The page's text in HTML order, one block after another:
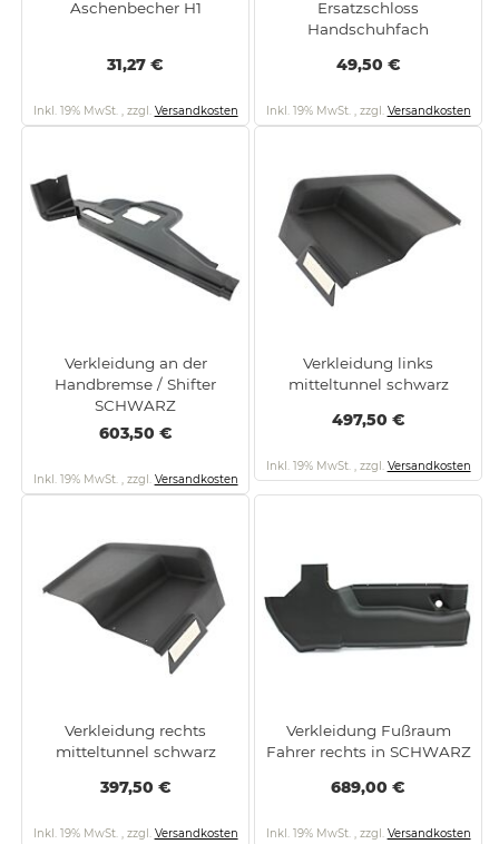
Aschenbecher H1
31,27 €
Inkl. 19% MwSt. , zzgl. Versandkosten
Ersatzschloss
Handschuhfach
49,50 €
Inkl. 19% MwSt. , zzgl. Versandkosten
Verkleidung an der
Handbremse / Shifter
SCHWARZ
603,50 €
Inkl. 19% MwSt. zzgl. Versandkosten
Verkleidung links
mitteltunnel schwarz
497,50 €
Inkl. 19% MwSt. zzgl. Versandkosten
Verkleidung rechts
mitteltunnel schwarz
397,50 €
Inkl. 19% MwSt. , zzgl. Versandkosten
Verkleidung Fußraum
Fahrer rechts in SCHWARZ
689,00 €
Inkl. 19% MwSt. , zzgl. Versandkosten